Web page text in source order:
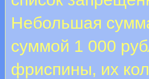
Небольшая
суммой 1 000
фриспины, их